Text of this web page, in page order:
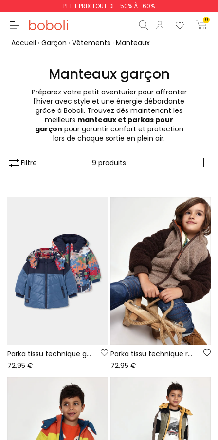
PETIT PRIX TOUT DE -50% À -60%
0
Sous-total
poursuit Commencer la
Accueil Garçon Vêtements Manteaux
Manteaux garçon
Préparez votre petit aventurier pour affronter
l'hiver avec style et une énergie débordante
grâce à Boboli. Trouvez dès maintenant les
meilleurs manteaux et parkas pour
garçon pour garantir confort et protection
lors de chaque sortie en plein air.
Filtre 9 produits
Parka tissu technique garçon bleu réversible imprimée
72,95 €
Parka tissu technique réversible garçon marron
72,95 €